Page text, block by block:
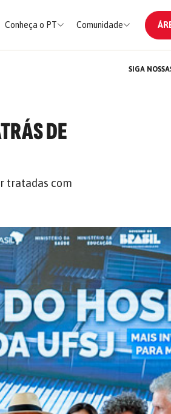
Conheça o PT Comunidade
SIGA
DE
tratadas com